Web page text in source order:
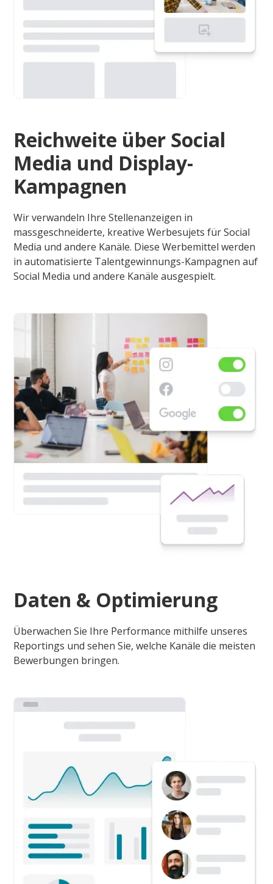
Reichweite über Social
Media und Display-
Kampagnen
Wir verwandeln Ihre Stellenanzeigen in
massgeschneiderte, kreative Werbesujets für Social
Media und andere Kanäle. Diese Werbemittel werden
in automatisierte Talentgewinnungs-Kampagnen auf
Social Media und andere Kanäle ausgespielt.
Daten & Optimierung
Überwachen Sie Ihre Performance mithilfe unseres
Reportings und sehen Sie, welche Kanäle die meisten
Bewerbungen bringen.